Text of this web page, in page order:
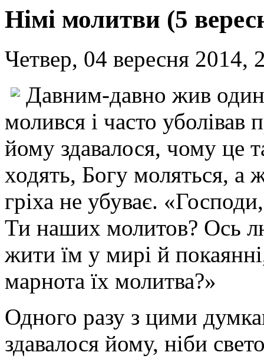
Німі молитви (5
Четвер, 04 вересня 2014,
Давним-давно жив один
молився і часто уболівав
йому здавалося, чому це
ходять, Богу моляться, а
гріха не убуває.
Ти наших молитов? Ось
жити їм у мирі й
марнота їх молитва?»
Одного разу з цими
здавалося йому, ніби